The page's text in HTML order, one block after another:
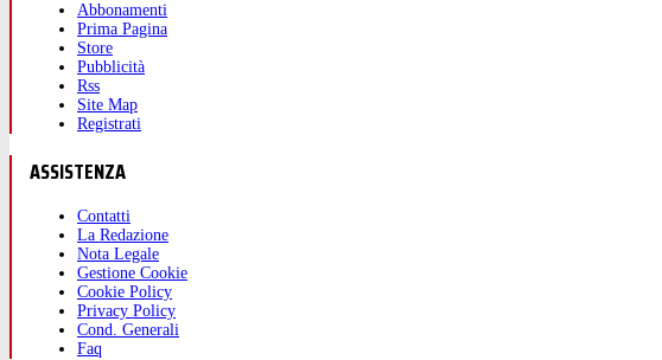
Abbonamenti
Prima Pagina
Store
Pubblicità
Rss
Site Map
Registrati
ASSISTENZA
Contatti
La Redazione
Nota Legale
Gestione Cookie
Cookie Policy
Privacy Policy
Cond. Generali
Faq